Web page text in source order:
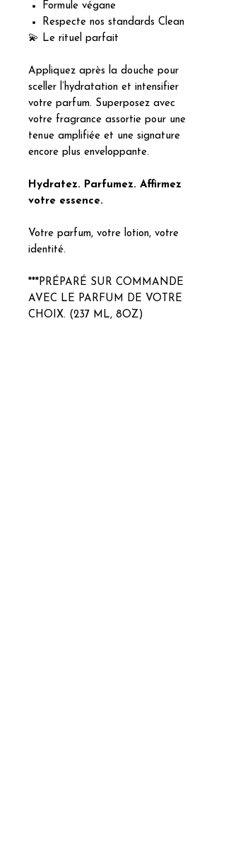
Formule végane
Respecte nos standards Clean
💫 Le rituel parfait
Appliquez après la douche pour
sceller l’hydratation et intensifier
votre parfum. Superposez avec
votre fragrance assortie pour une
tenue amplifiée et une signature
encore plus enveloppante.
Hydratez. Parfumez. Affirmez
votre essence.
Votre parfum, votre lotion, votre
identité.
***PRÉPARÉ SUR COMMANDE
AVEC LE PARFUM DE VOTRE
CHOIX. (237 ML, 8OZ)